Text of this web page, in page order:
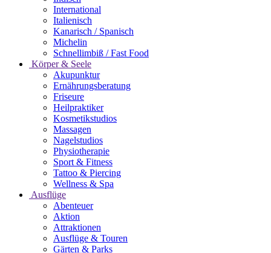
International
Italienisch
Kanarisch / Spanisch
Michelin
Schnellimbiß / Fast Food
Körper & Seele
Akupunktur
Ernährungsberatung
Friseure
Heilpraktiker
Kosmetikstudios
Massagen
Nagelstudios
Physiotherapie
Sport & Fitness
Tattoo & Piercing
Wellness & Spa
Ausflüge
Abenteuer
Aktion
Attraktionen
Ausflüge & Touren
Gärten & Parks